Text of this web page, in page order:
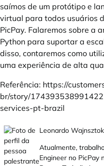
saímos de um protótipo e
virtual para todos usuários
PicPay. Falaremos sobre a
Python para suportar a
disso, contaremos como
uma experiência de alta
Referência: https://
br/story/
services-pt-brazil
Leonardo Wajnsztok
Atualmente,
Engineer no PicPay